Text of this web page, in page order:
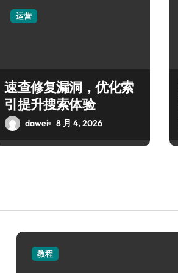
运营
速查修复漏洞，优化索
引提升搜索体验
dawei 8 月 4, 2026
教程